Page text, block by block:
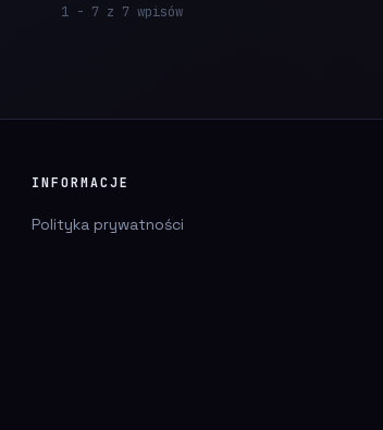
1 - 7 z 7 wpisów
INFORMACJE
Polityka prywatności